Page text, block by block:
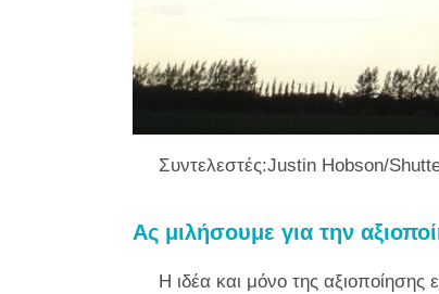
Συντελεστές:Justin Hobson/
Ας μιλήσουμε για την
Η ιδέα και μόνο της αξιοποίησης